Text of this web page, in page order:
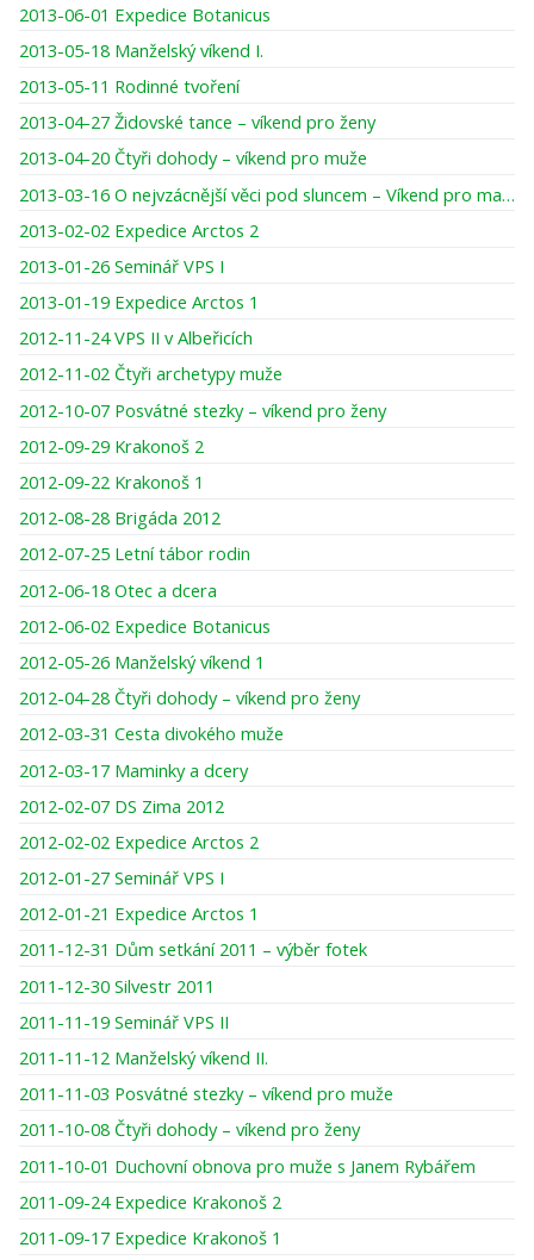
2013-06-01 Expedice Botanicus
2013-05-18 Manželský víkend I.
2013-05-11 Rodinné tvoření
2013-04-27 Židovské tance – víkend pro ženy
2013-04-20 Čtyři dohody – víkend pro muže
2013-03-16 O nejvzácnější věci pod sluncem – Víkend pro maminky a dcery
2013-02-02 Expedice Arctos 2
2013-01-26 Seminář VPS I
2013-01-19 Expedice Arctos 1
2012-11-24 VPS II v Albeřicích
2012-11-02 Čtyři archetypy muže
2012-10-07 Posvátné stezky – víkend pro ženy
2012-09-29 Krakonoš 2
2012-09-22 Krakonoš 1
2012-08-28 Brigáda 2012
2012-07-25 Letní tábor rodin
2012-06-18 Otec a dcera
2012-06-02 Expedice Botanicus
2012-05-26 Manželský víkend 1
2012-04-28 Čtyři dohody – víkend pro ženy
2012-03-31 Cesta divokého muže
2012-03-17 Maminky a dcery
2012-02-07 DS Zima 2012
2012-02-02 Expedice Arctos 2
2012-01-27 Seminář VPS I
2012-01-21 Expedice Arctos 1
2011-12-31 Dům setkání 2011 – výběr fotek
2011-12-30 Silvestr 2011
2011-11-19 Seminář VPS II
2011-11-12 Manželský víkend II.
2011-11-03 Posvátné stezky – víkend pro muže
2011-10-08 Čtyři dohody – víkend pro ženy
2011-10-01 Duchovní obnova pro muže s Janem Rybářem
2011-09-24 Expedice Krakonoš 2
2011-09-17 Expedice Krakonoš 1